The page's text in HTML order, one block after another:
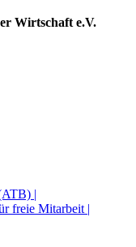
Wirtschaft e.V.
|
freie Mitarbeit |